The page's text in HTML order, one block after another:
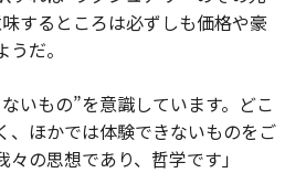
するところは必ずしも価格や豪
だ。
いもの”を意識しています。どこ
、ほかでは体験できないものをご
の思想であり、哲学です」